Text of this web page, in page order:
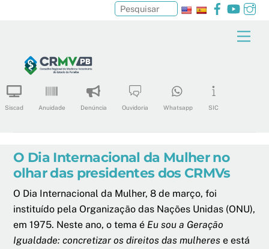
content
Facebook
Siscad Anuidade Denúncia Ouvidoria Whatsapp SIC
Pesquisar
O Dia Internacional da Mulher no
olhar das presidentes dos CRMVs
O Dia Internacional da Mulher, 8 de março, foi
instituído pela Organização das Nações Unidas (ONU),
em 1975. Neste ano, o tema é Eu sou a Geração
Igualdade: concretizar os direitos das mulheres e está